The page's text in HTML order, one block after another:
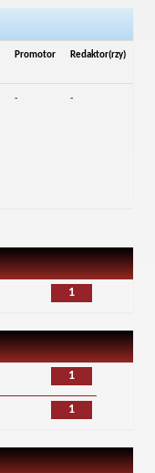
Promotor Redaktor(rzy)
- -
1
1
1